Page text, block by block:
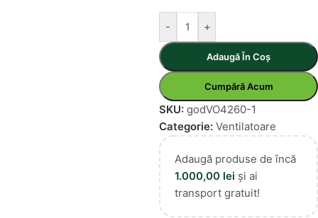
- +
Adaugă În Coș
Cumpără Acum
SKU: godVO4260-1
Categorie: Ventilatoare
Adaugă produse de încă
1.000,00 lei și ai
transport gratuit!